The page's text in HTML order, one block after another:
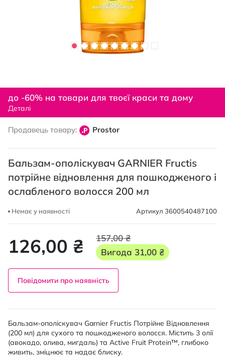
початку
галереї
до -60% на товари для твоєї краси та дому
Деталі
Продавець товару: Prostor
Бальзам-ополіскувач GARNIER Fructis
потрійне відновлення для пошкодженого і
ослабленого волосся 200 мл
Немає у наявності Артикул 3600540487100
126,00 ₴
157,00 ₴
Вигода 31,00 ₴
Повідомити про наявність
Бальзам-ополіскувач Garnier Fructis Потрійне Відновлення
(200 мл) для сухого та пошкодженого волосся. Містить 3 олії
(авокадо, олива, мигдаль) та Active Fruit Protein™, глибоко
живить, зміцнює та надає блиску.